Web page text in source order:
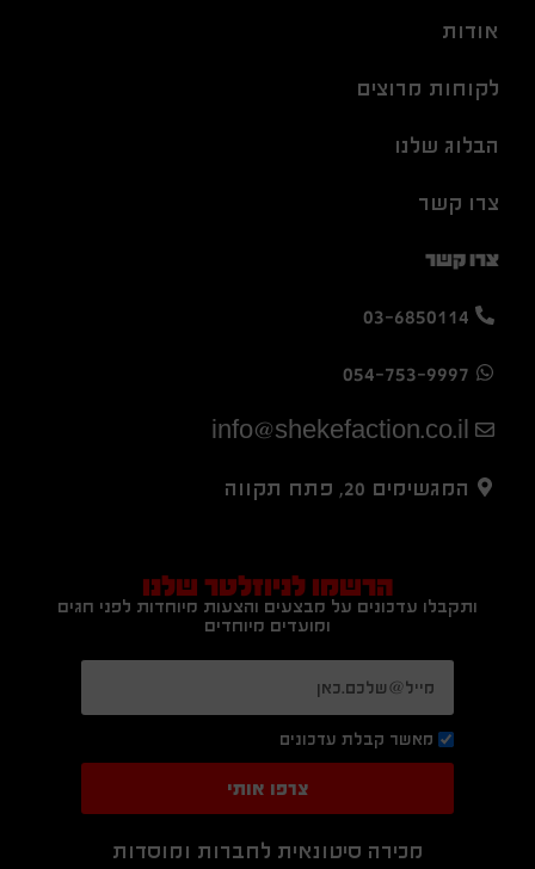
אודות
לקוחות מרוצים
הבלוג שלנו
צרו קשר
צרו קשר
03-6850114
054-753-9997
info@shekefaction.co.il
המגשימים 20, פתח תקווה
הרשמו לניוזלטר שלנו
ותקבלו עדכונים על מבצעים והצעות מיוחדות לפני חגים
ומועדים מיוחדים
מאשר קבלת עדכונים
צרפו אותי
מכירה סיטונאית לחברות ומוסדות